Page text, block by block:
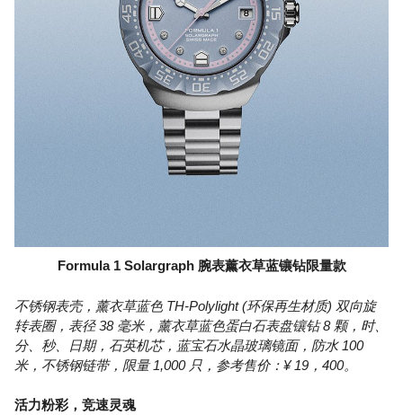
Formula 1 Solargraph 腕表薰衣草蓝镶钻限量款
不锈钢表壳，薰衣草蓝色 TH-Polylight (环保再生材质) 双向旋
转表圈，表径 38 毫米，薰衣草蓝色蛋白石表盘镶钻 8 颗，时、
分、秒、日期，石英机芯，蓝宝石水晶玻璃镜面，防水 100
米，不锈钢链带，限量 1,000 只，参考售价：¥ 19，400。
活力粉彩，竞速灵魂